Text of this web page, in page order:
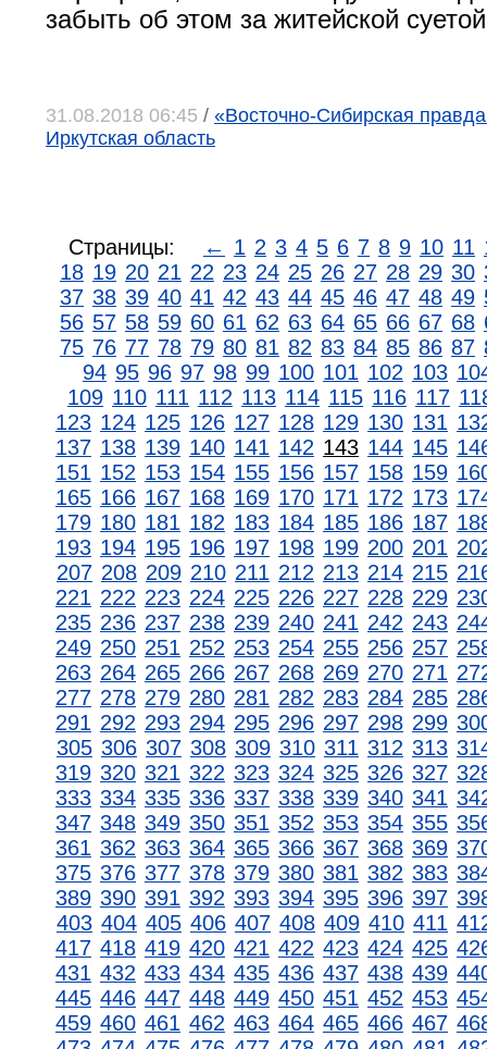
забыть об этом за житейской
31.08.2018 06:45 / «Восточно-Сибирская
Иркутская область
Страницы: ← 1 2 3 4 5 6 7 8 9 10 11
18 19 20 21 22 23 24 25 26 27 28 29 30
37 38 39 40 41 42 43 44 45 46 47 48 49
56 57 58 59 60 61 62 63 64 65 66 67 68
75 76 77 78 79 80 81 82 83 84 85 86 87
94 95 96 97 98 99 100 101 102 103
109 110 111 112 113 114 115 116 117
123 124 125 126 127 128 129 130 131
137 138 139 140 141 142 143 144 145
151 152 153 154 155 156 157 158 159
165 166 167 168 169 170 171 172 173
179 180 181 182 183 184 185 186 187
193 194 195 196 197 198 199 200 201
207 208 209 210 211 212 213 214 215
221 222 223 224 225 226 227 228 229
235 236 237 238 239 240 241 242 243
249 250 251 252 253 254 255 256 257
263 264 265 266 267 268 269 270 271
277 278 279 280 281 282 283 284 285
291 292 293 294 295 296 297 298 299
305 306 307 308 309 310 311 312 313
319 320 321 322 323 324 325 326 327
333 334 335 336 337 338 339 340 341
347 348 349 350 351 352 353 354 355
361 362 363 364 365 366 367 368 369
375 376 377 378 379 380 381 382 383
389 390 391 392 393 394 395 396 397
403 404 405 406 407 408 409 410 411
417 418 419 420 421 422 423 424 425
431 432 433 434 435 436 437 438 439
445 446 447 448 449 450 451 452 453
459 460 461 462 463 464 465 466 467